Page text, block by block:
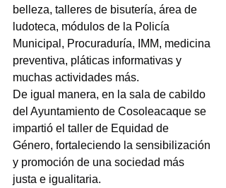
belleza, talleres de bisutería, área de
ludoteca, módulos de la Policía
Municipal, Procuraduría, IMM, medicina
preventiva, pláticas informativas y
muchas actividades más.
De igual manera, en la sala de cabildo
del Ayuntamiento de Cosoleacaque se
impartió el taller de Equidad de
Género, fortaleciendo la sensibilización
y promoción de una sociedad más
justa e igualitaria.